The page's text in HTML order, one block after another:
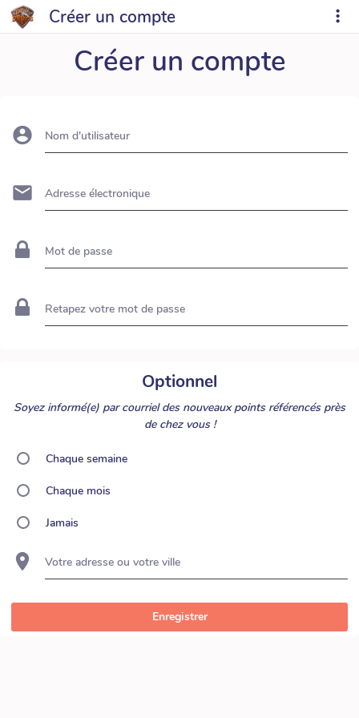
Créer un compte
Créer un compte
Nom d'utilisateur
Adresse électronique
Mot de passe
Retapez votre mot de passe
Optionnel
Soyez informé(e) par courriel des nouveaux points référencés près
de chez vous !
Chaque semaine
Chaque mois
Jamais
Votre adresse ou votre ville